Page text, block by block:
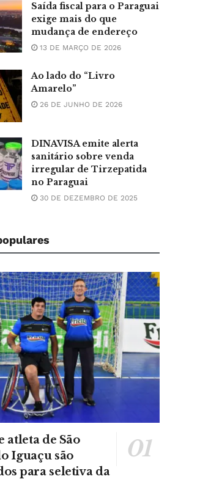
Saída fiscal para o Paraguai
exige mais do que
mudança de endereço
13 DE MARÇO DE 2026
Ao lado do “Livro
Amarelo”
26 DE JUNHO DE 2026
DINAVISA emite alerta
sanitário sobre venda
irregular de Tirzepatida
no Paraguai
30 DE DEZEMBRO DE 2025
atleta de São
Iguaçu são
para seletiva da